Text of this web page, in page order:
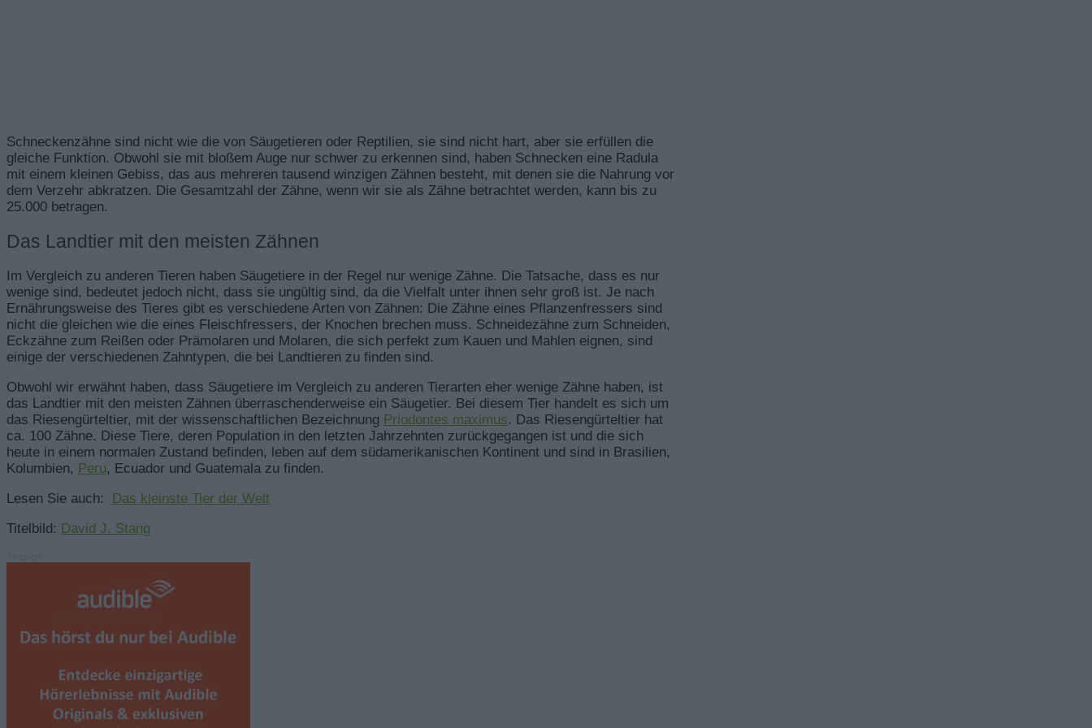
Schneckenzähne sind nicht wie die von Säugetieren oder Reptilien, sie sind nicht hart, aber sie erfüllen die
gleiche Funktion. Obwohl sie mit bloßem Auge nur schwer zu erkennen sind, haben Schnecken eine Radula
mit einem kleinen Gebiss, das aus mehreren tausend winzigen Zähnen besteht, mit denen sie die Nahrung vor
dem Verzehr abkratzen. Die Gesamtzahl der Zähne, wenn wir sie als Zähne betrachtet werden, kann bis zu
25.000 betragen.
Das Landtier mit den meisten Zähnen
Im Vergleich zu anderen Tieren haben Säugetiere in der Regel nur wenige Zähne. Die Tatsache, dass es nur
wenige sind, bedeutet jedoch nicht, dass sie ungültig sind, da die Vielfalt unter ihnen sehr groß ist. Je nach
Ernährungsweise des Tieres gibt es verschiedene Arten von Zähnen: Die Zähne eines Pflanzenfressers sind
nicht die gleichen wie die eines Fleischfressers, der Knochen brechen muss. Schneidezähne zum Schneiden,
Eckzähne zum Reißen oder Prämolaren und Molaren, die sich perfekt zum Kauen und Mahlen eignen, sind
einige der verschiedenen Zahntypen, die bei Landtieren zu finden sind.
Obwohl wir erwähnt haben, dass Säugetiere im Vergleich zu anderen Tierarten eher wenige Zähne haben, ist
das Landtier mit den meisten Zähnen überraschenderweise ein Säugetier. Bei diesem Tier handelt es sich um
das Riesengürteltier, mit der wissenschaftlichen Bezeichnung Priodontes maximus. Das Riesengürteltier hat
ca. 100 Zähne. Diese Tiere, deren Population in den letzten Jahrzehnten zurückgegangen ist und die sich
heute in einem normalen Zustand befinden, leben auf dem südamerikanischen Kontinent und sind in Brasilien,
Kolumbien, Peru, Ecuador und Guatemala zu finden.
Lesen Sie auch: Das kleinste Tier der Welt
Titelbild: David J. Stang